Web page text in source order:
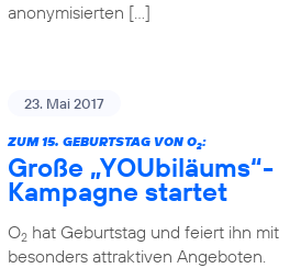
anonymisierten […]
23. Mai 2017
ZUM 15. GEBURTSTAG VON O2:
Große „YOUbiläums“-
Kampagne startet
O2hat Geburtstag und feiert ihn mit
besonders attraktiven Angeboten.